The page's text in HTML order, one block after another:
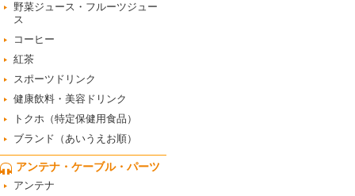
野菜ジュース・フルーツジュー
ス
コーヒー
紅茶
スポーツドリンク
健康飲料・美容ドリンク
トクホ（特定保健用食品）
ブランド（あいうえお順）
アンテナ・ケーブル・パーツ
アンテナ